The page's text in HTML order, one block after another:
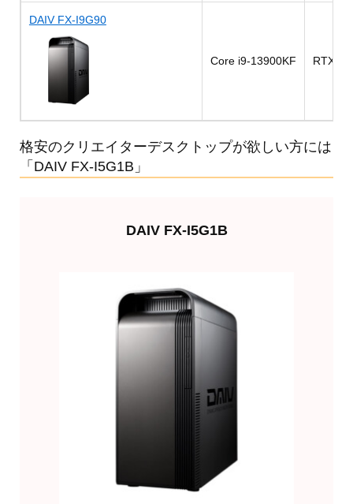
DAIV FX-I9G90
Core i9-13900KF RTX
格安のクリエイターデスクトップが欲しい方には
「DAIV FX-I5G1B」
DAIV FX-I5G1B